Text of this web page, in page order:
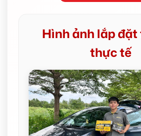
Hình ảnh lắp đặt
thực tế